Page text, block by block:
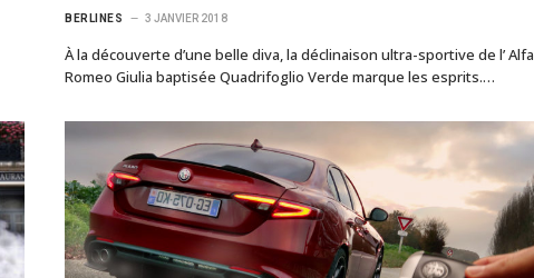
BERLINES 3 JANVIER 2018
À la découverte d’une belle diva, la déclinaison ultra-sportive de l’ Alfa
Romeo Giulia baptisée Quadrifoglio Verde marque les esprits.…